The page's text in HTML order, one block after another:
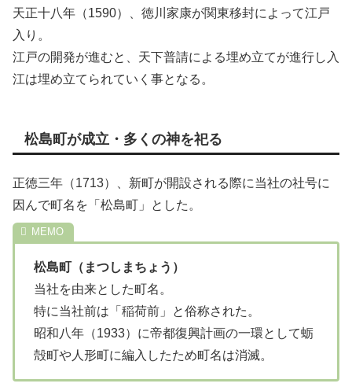
天正十八年（1590）、徳川家康が関東移封によって江戸
入り。
江戸の開発が進むと、天下普請による埋め立てが進行し入
江は埋め立てられていく事となる。
松島町が成立・多くの神を祀る
正徳三年（1713）、新町が開設される際に当社の社号に
因んで町名を「松島町」とした。
松島町（まつしまちょう）
当社を由来とした町名。
特に当社前は「稲荷前」と俗称された。
昭和八年（1933）に帝都復興計画の一環として蛎
殻町や人形町に編入したため町名は消滅。